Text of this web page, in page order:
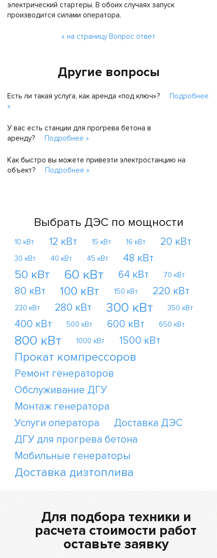
электрический стартеры. В обоих случаях запуск
производится силами оператора.
« на страницу Вопрос ответ
Другие вопросы
Есть ли такая услуга, как аренда «под ключ»?
Подробнее
»
У вас есть станции для прогрева бетона в
аренду?
Подробнее »
Как быстро вы можете привезти электростанцию на
объект?
Подробнее »
Выбрать ДЭС по мощности
10 кВт 12 кВт 15 кВт 16 кВт 20 кВт
30 кВт 40 кВт 45 кВт 48 кВт
50 кВт 60 кВт 64 кВт 70 кВт
80 кВт 100 кВт 150 кВт 220 кВт
230 кВт 280 кВт 300 кВт 350 кВт
400 кВт 500 кВт 600 кВт 650 кВт
800 кВт 1000 кВт 1500 кВт
Прокат компрессоров
Ремонт генераторов
Обслуживание ДГУ
Монтаж генератора
Услуги оператора
Доставка ДЭС
ДГУ для прогрева бетона
Мобильные генераторы
Доставка дизтоплива
Для подбора техники и
расчета стоимости работ
оставьте заявку